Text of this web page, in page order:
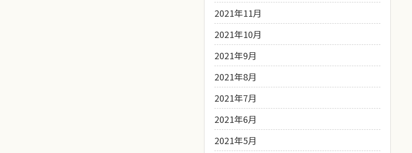
2021年11月
2021年10月
2021年9月
2021年8月
2021年7月
2021年6月
2021年5月